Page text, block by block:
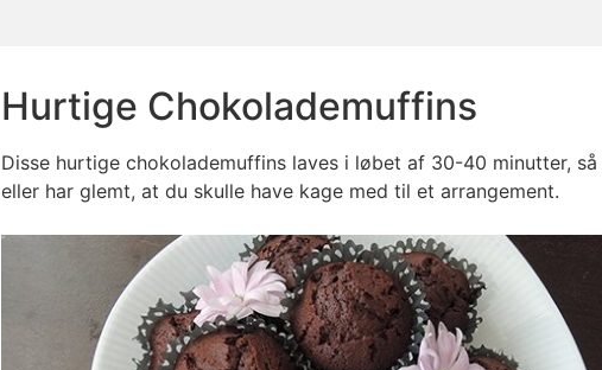
Hurtige Chokolademuffins
Disse hurtige chokolademuffins laves i løbet af 30-40 minutter,
eller har glemt, at du skulle have kage med til et arrangement.